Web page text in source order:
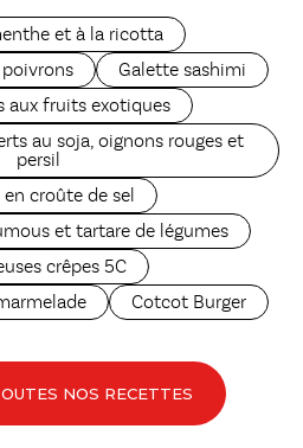
et à la ricotta
Galette sashimi
aux fruits exotiques
au soja, oignons rouges et
persil
en croûte de sel
et tartare de légumes
crêpes 5C
Cotcot Burger
NOS RECETTES